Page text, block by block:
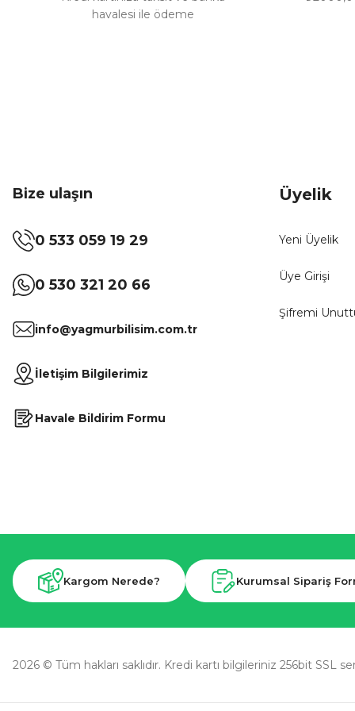
havalesi ile ödeme
Bize ulaşın
0 533 059 19 29
0 530 321 20 66
info@yagmurbilisim.com.tr
İletişim Bilgilerimiz
Havale Bildirim Formu
Üyelik
Yeni Üyelik
Üye Girişi
Şifremi
Kargom Nerede? Kurumsal Sipariş
2026 © Tüm hakları saklıdır. Kredi kartı bilgileriniz 256bit SSL